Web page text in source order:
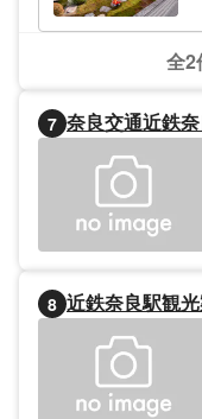
全2
7 奈良交通近鉄
8 近鉄奈良駅観